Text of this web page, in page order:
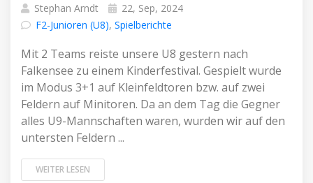
Stephan Arndt
22, Sep, 2024
F2-Junioren (U8), Spielberichte
Mit 2 Teams reiste unsere U8 gestern nach
Falkensee zu einem Kinderfestival. Gespielt wurde
im Modus 3+1 auf Kleinfeldtoren bzw. auf zwei
Feldern auf Minitoren. Da an dem Tag die Gegner
alles U9-Mannschaften waren, wurden wir auf den
untersten Feldern ...
WEITER LESEN